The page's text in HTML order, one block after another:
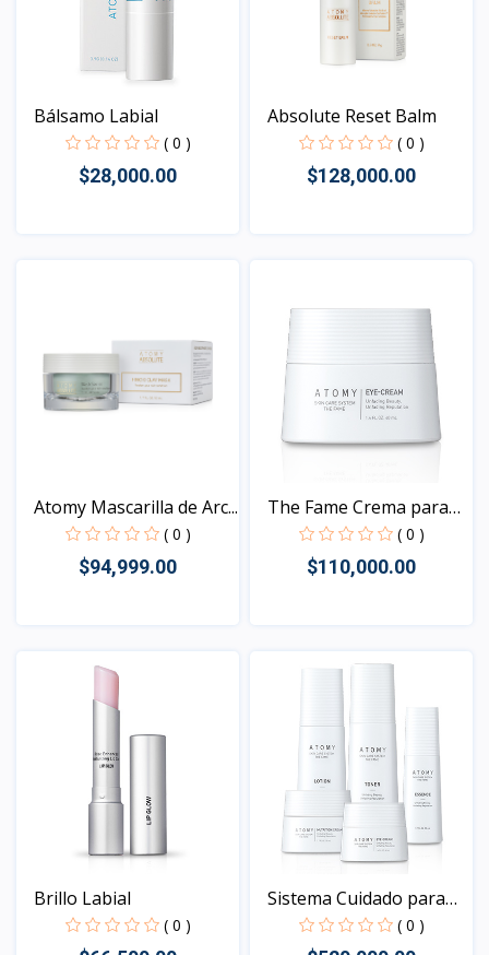
Bálsamo Labial
( 0 )
$28,000.00
Absolute Reset Balm
( 0 )
$128,000.00
Atomy Mascarilla de Arc...
( 0 )
$94,999.00
The Fame Crema para
Ojo...
( 0 )
$110,000.00
Brillo Labial
( 0 )
Sistema Cuidado para
( 0 )